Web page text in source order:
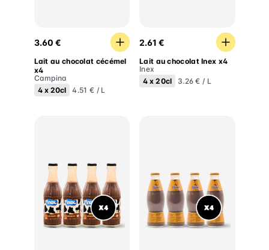
Lait au chocolat cécémel x4
3.60 €
Lait au chocolat cécémel
x4
Campina
4 x20cl 4.51 € / L
Lait au chocolat Inex x4
2.61 €
Lait au chocolat Inex x4
Inex
4 x 20cl 3.26 € / L